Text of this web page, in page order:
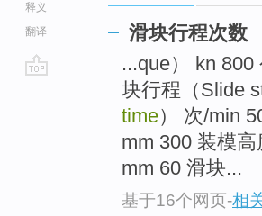
释义
翻译
滑块行程次数
...que） kn
块行程（Slide
time） 次/min
mm 300 装模
mm 60 滑块...
基于16个网页-相